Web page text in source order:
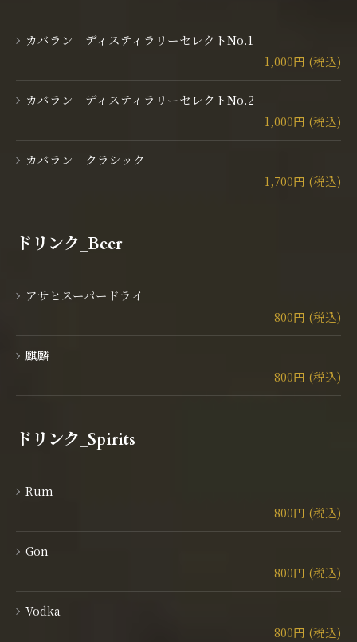
カバラン ディスティラリーセレクトNo.1
1,000円 (税込)
カバラン ディスティラリーセレクトNo.2
1,000円 (税込)
カバラン クラシック
1,700円 (税込)
ドリンク_Beer
アサヒスーパードライ
800円 (税込)
麒麟
800円 (税込)
ドリンク_Spirits
Rum
800円 (税込)
Gon
800円 (税込)
Vodka
800円 (税込)